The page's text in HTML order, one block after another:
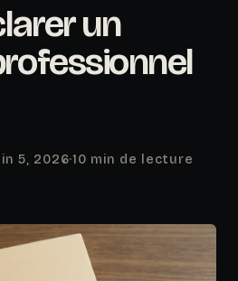
un
5, 2026·10 min de lecture